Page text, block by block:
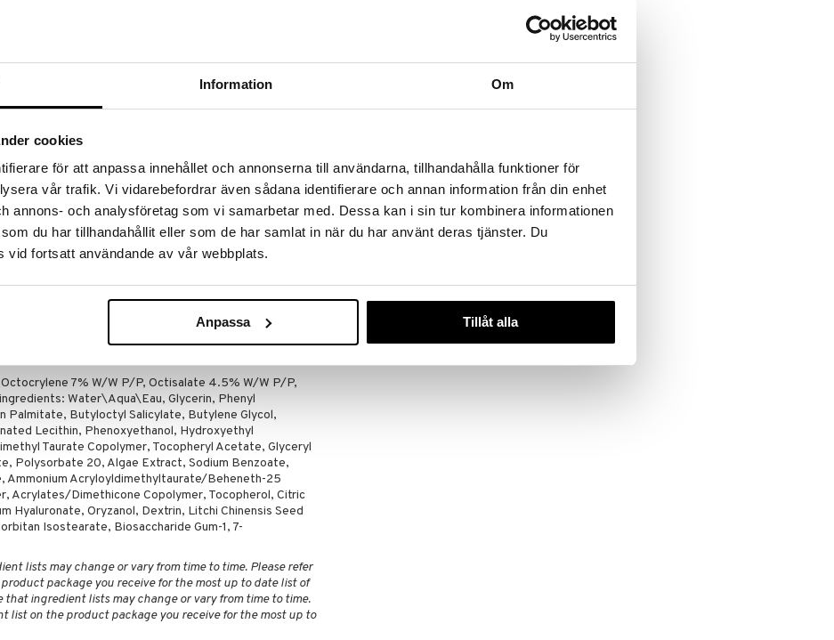
Information Om
cookies
för att anpassa innehållet och annonserna till användarna, tillhandahålla funktioner för
vår trafik. Vi vidarebefordrar även sådana identifierare och annan information från din enhet
annons- och analysföretag som vi samarbetar med. Dessa kan i sin tur kombinera informationen
du har tillhandahållit eller som de har samlat in när du har använt deras tjänster. Du
vid fortsatt användande av vår webbplats.
Anpassa Tillåt alla
och lämnar inga vita spår. Huden känns återfuktad
sin fukt över tid. Den fungerar dessutom utmärkt
D, lycheekärnextrakt och risextrakt hjälper den till
kan orsaka hudskador.
till blemmor
timme.
Day Off™ Cleansing Balm för skonsam avlägsning av
7% W/W P/P, Octisalate 4.5% W/W P/P,
Water\Aqua\Eau, Glycerin, Phenyl
Palmitate, Butyloctyl Salicylate, Butylene Glycol,
Lecithin, Phenoxyethanol, Hydroxyethyl
Taurate Copolymer, Tocopheryl Acetate, Glyceryl
Polysorbate 20, Algae Extract, Sodium Benzoate,
Ammonium Acryloyldimethyltaurate/Beheneth-25
Acrylates/Dimethicone Copolymer, Tocopherol, Citric
Hyaluronate, Oryzanol, Dextrin, Litchi Chinensis Seed
Isostearate, Biosaccharide Gum-1, 7-
lists may change or vary from time to time. Please refer
package you receive for the most up to date list of
that ingredient lists may change or vary from time to time.
list on the product package you receive for the most up to
UV Solutions Mattifying
SPF 50
CLINIQUE
389 kr